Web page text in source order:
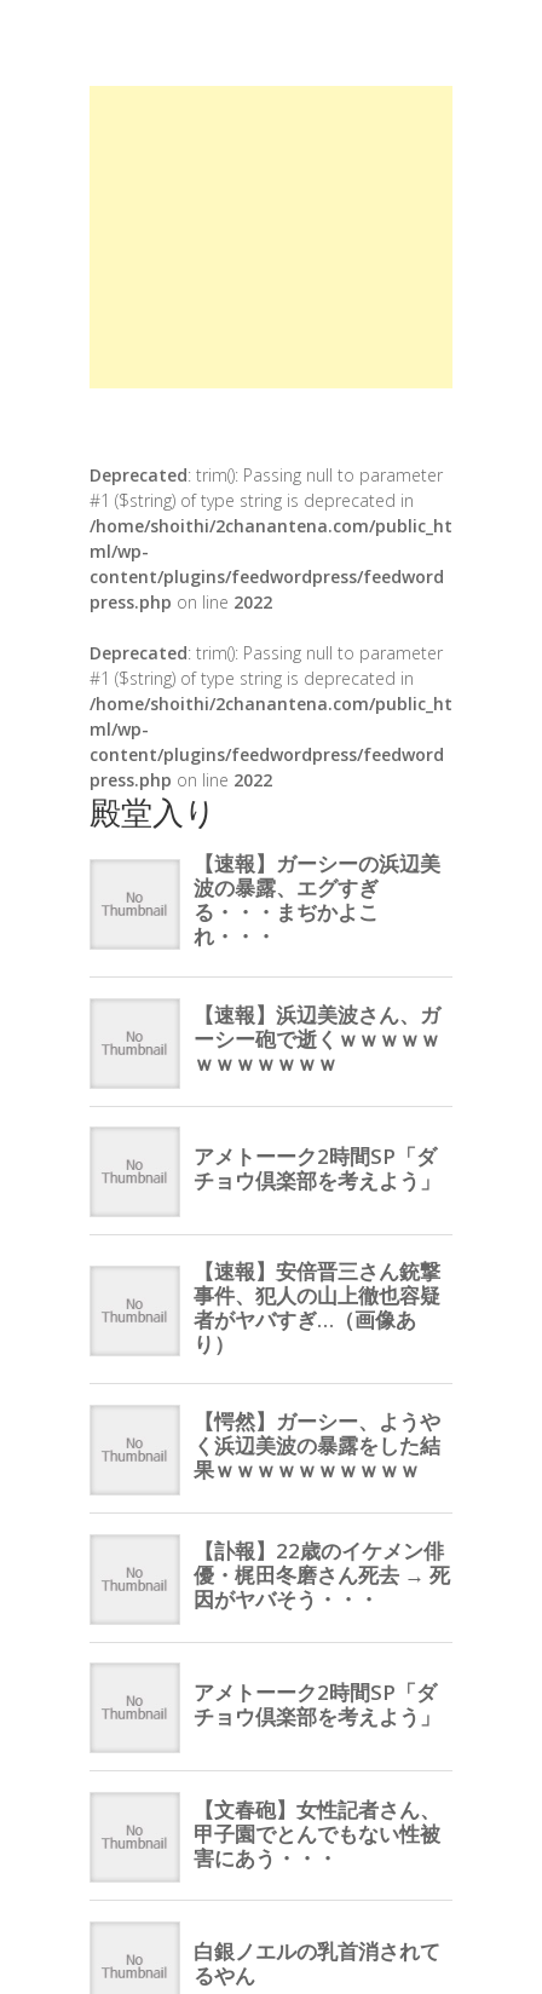
Deprecated: trim(): Passing null to parameter
#1 ($string) of type string is deprecated in
/home/shoithi/2chanantena.com/public_ht
ml/wp-
content/plugins/feedwordpress/feedword
press.php on line 2022
Deprecated: trim(): Passing null to parameter
#1 ($string) of type string is deprecated in
/home/shoithi/2chanantena.com/public_ht
ml/wp-
content/plugins/feedwordpress/feedword
press.php on line 2022
殿堂入り